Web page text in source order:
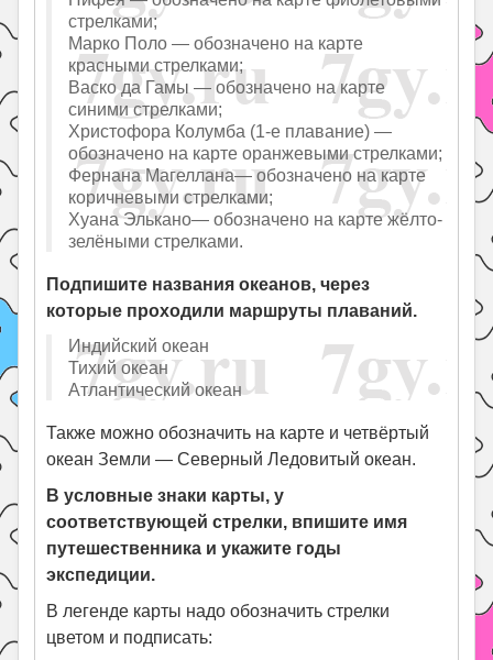
стрелками;
Марко Поло — обозначено на карте
красными стрелками;
Васко да Гамы — обозначено на карте
синими стрелками;
Христофора Колумба (1-е плавание) —
обозначено на карте оранжевыми стрелками;
Фернана Магеллана— обозначено на карте
коричневыми стрелками;
Хуана Элькано— обозначено на карте жёлто-
зелёными стрелками.
Подпишите названия океанов, через
которые проходили маршруты плаваний.
Индийский океан
Тихий океан
Атлантический океан
Также можно обозначить на карте и четвёртый
океан Земли — Северный Ледовитый океан.
В условные знаки карты, у
соответствующей стрелки, впишите имя
путешественника и укажите годы
экспедиции.
В легенде карты надо обозначить стрелки
цветом и подписать: